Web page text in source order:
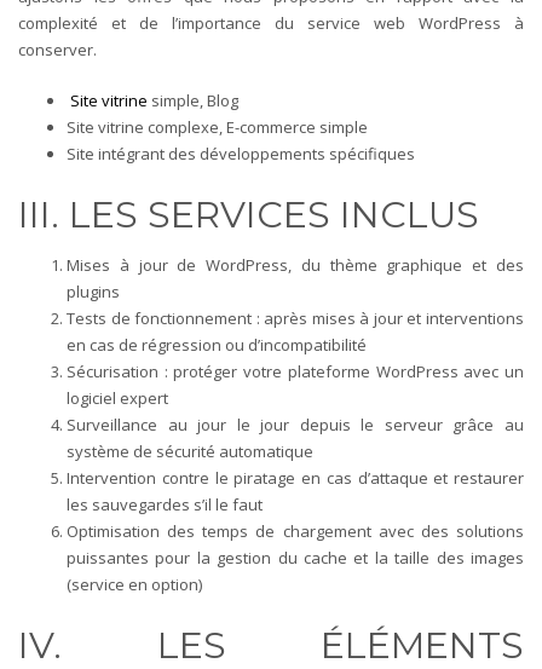
complexité et de l’importance du service web WordPress à
conserver.
Site vitrine simple, Blog
Site vitrine complexe, E-commerce simple
Site intégrant des développements spécifiques
III. LES SERVICES INCLUS
Mises à jour de WordPress, du thème graphique et des
plugins
Tests de fonctionnement : après mises à jour et interventions
en cas de régression ou d’incompatibilité
Sécurisation : protéger votre plateforme WordPress avec un
logiciel expert
Surveillance au jour le jour depuis le serveur grâce au
système de sécurité automatique
Intervention contre le piratage en cas d’attaque et restaurer
les sauvegardes s’il le faut
Optimisation des temps de chargement avec des solutions
puissantes pour la gestion du cache et la taille des images
(service en option)
IV. LES ÉLÉMENTS